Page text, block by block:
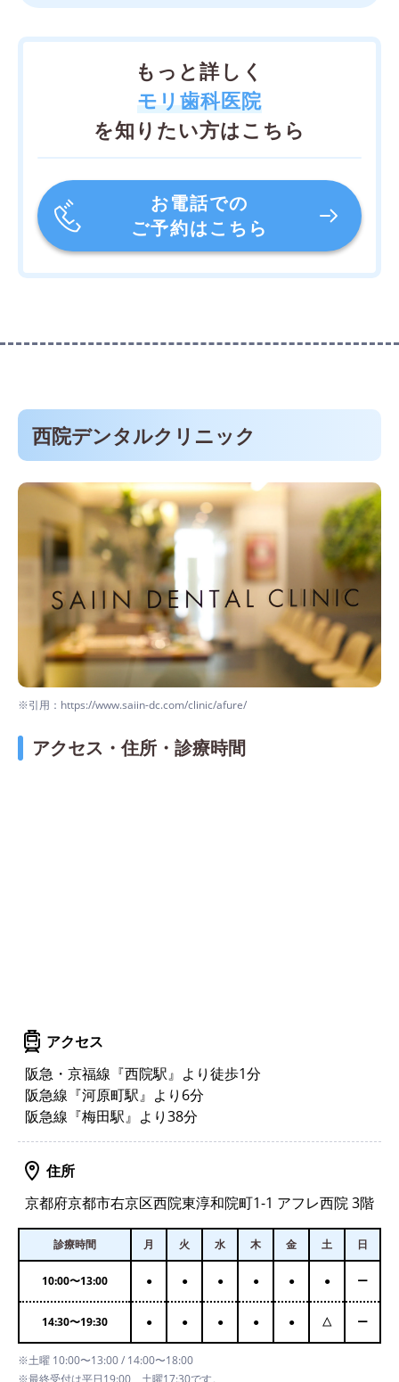
もっと詳しく
モリ歯科医院
を知りたい方はこちら
お電話での
ご予約はこちら
西院デンタルクリニック
※引用：https://www.saiin-dc.com/clinic/afure/
アクセス・住所・診療時間
アクセス
阪急・京福線『西院駅』より徒歩1分
阪急線『河原町駅』より6分
阪急線『梅田駅』より38分
住所
京都府京都市右京区西院東淳和院町1-1 アフレ西院 3階
診療時間 月 火 水 木 金 土 日
10:00〜13:00 ● ● ● ● ● ● ー
14:30〜19:30 ● ● ● ● ● △ ー
※土曜 10:00〜13:00 / 14:00〜18:00
※最終受付は平日19:00、土曜17:30です。